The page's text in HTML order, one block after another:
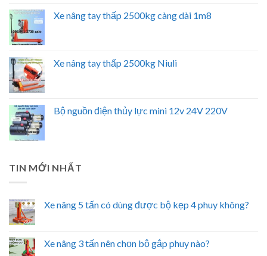
Xe nâng tay thấp 2500kg càng dài 1m8
Xe nâng tay thấp 2500kg Niuli
Bộ nguồn điện thủy lực mini 12v 24V 220V
TIN MỚI NHẤT
Xe nâng 5 tấn có dùng được bộ kẹp 4 phuy không?
Xe nâng 3 tấn nên chọn bộ gắp phuy nào?